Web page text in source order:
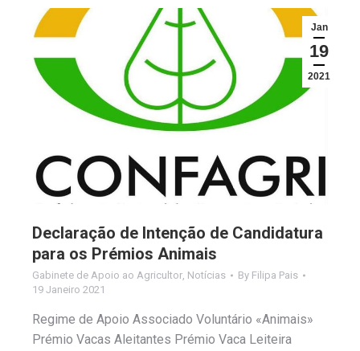
Jan
19
2021
Declaração de Intenção de Candidatura
para os Prémios Animais
Gabinete de Apoio ao Agricultor, Notícias By Filipa Pais
19 Janeiro 2021
Regime de Apoio Associado Voluntário «Animais»
Prémio Vacas Aleitantes Prémio Vaca Leiteira